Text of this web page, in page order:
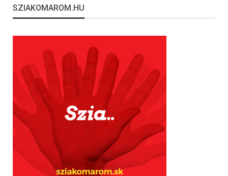
SZIAKOMAROM.HU